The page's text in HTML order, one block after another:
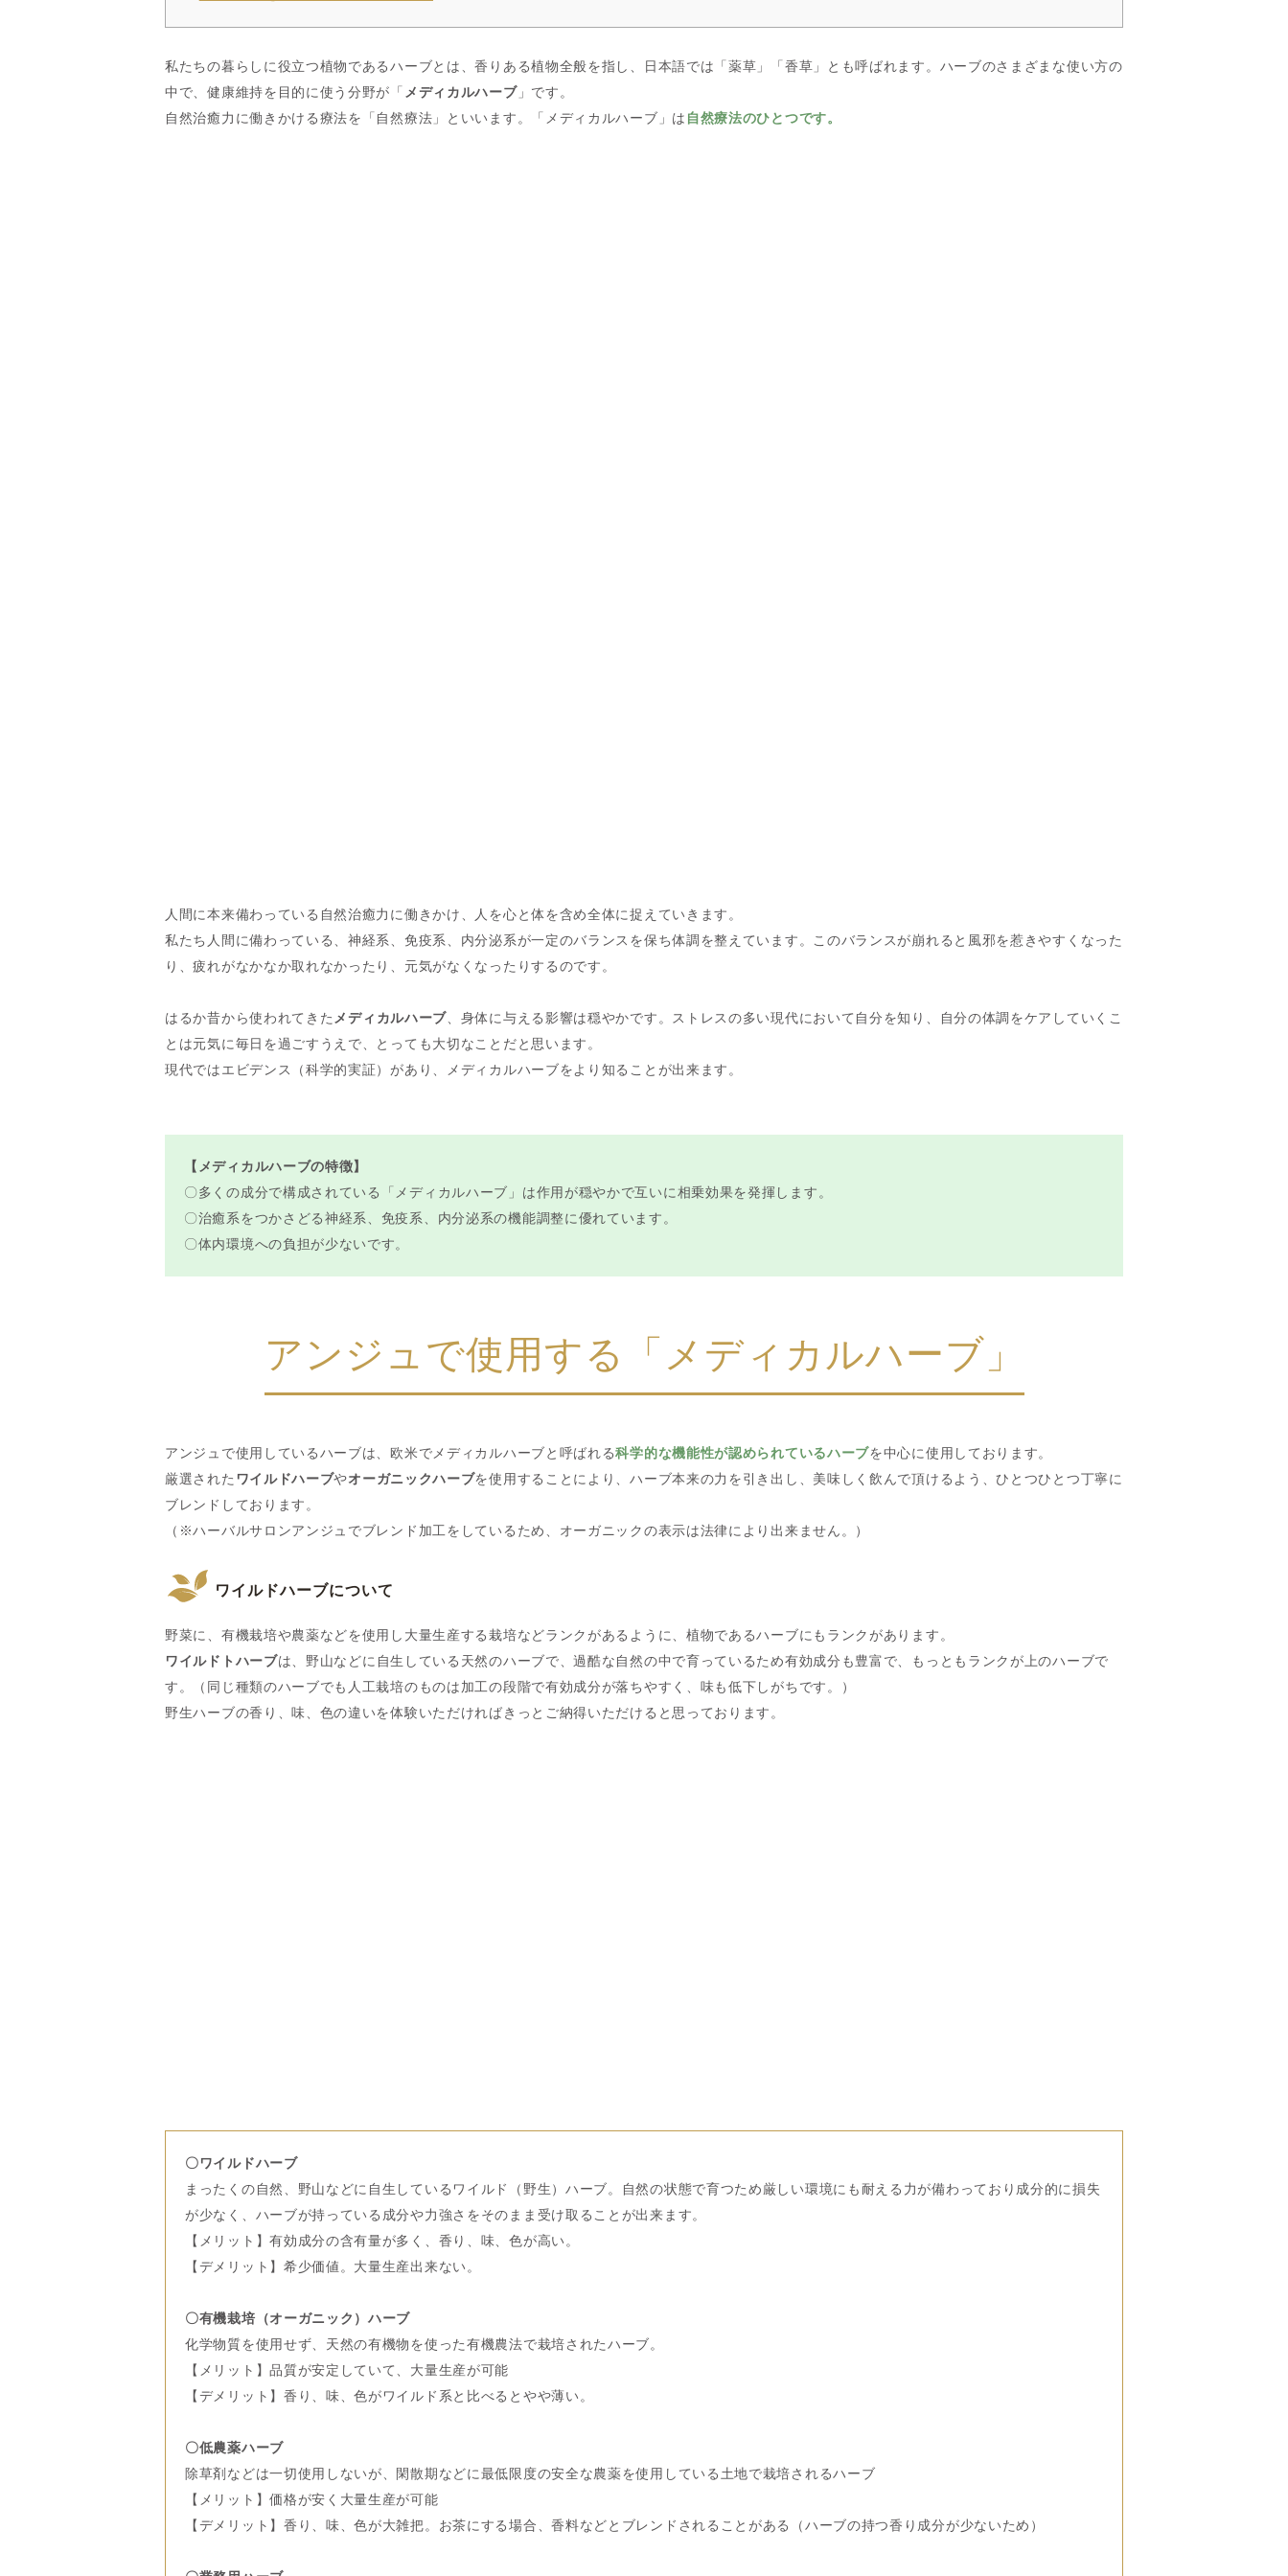
私たちの暮らしに役立つ植物であるハーブとは、香りある植物全般を指し、日本語では「薬草」「香草」とも呼ばれます。ハーブのさまざまな使い方の
中で、健康維持を目的に使う分野が「メディカルハーブ」です。
自然治癒力に働きかける療法を「自然療法」といいます。「メディカルハーブ」は 自然療法のひとつです。
人間に本来備わっている自然治癒力に働きかけ、人を心と体を含め全体に捉えていきます。
私たち人間に備わっている、神経系、免疫系、内分泌系が一定のバランスを保ち体調を整えています。このバランスが崩れると風邪を惹きやすくなった
り、疲れがなかなか取れなかったり、元気がなくなったりするのです。
はるか昔から使われてきたメディカルハーブ、身体に与える影響は穏やかです。ストレスの多い現代において自分を知り、自分の体調をケアしていくこ
とは元気に毎日を過ごすうえで、とっても大切なことだと思います。
現代ではエビデンス（科学的実証）があり、メディカルハーブをより知ることが出来ます。
【メディカルハーブの特徴】
〇多くの成分で構成されている「メディカルハーブ」は作用が穏やかで互いに相乗効果を発揮します。
〇治癒系をつかさどる神経系、免疫系、内分泌系の機能調整に優れています。
〇体内環境への負担が少ないです。
アンジュで使用する「メディカルハーブ」
アンジュで使用しているハーブは、欧米でメディカルハーブと呼ばれる科学的な機能性が認められているハーブを中心に使用しております。
厳選された ワイルドハーブやオーガニックハーブを使用することにより、ハーブ本来の力を引き出し、美味しく飲んで頂けるよう、ひとつひとつ丁寧に
ブレンドしております。
（※ハーバルサロンアンジュでブレンド加工をしているため、オーガニックの表示は法律により出来ません。）
ワイルドハーブについて
野菜に、有機栽培や農薬などを使用し大量生産する栽培などランクがあるように、植物であるハーブにもランクがあります。
ワイルドトハーブは、野山などに自生している天然のハーブで、過酷な自然の中で育っているため有効成分も豊富で、もっともランクが上のハーブで
す。（同じ種類のハーブでも人工栽培のものは加工の段階で有効成分が落ちやすく、味も低下しがちです。）
野生ハーブの香り、味、色の違いを体験いただければきっとご納得いただけると思っております。
〇ワイルドハーブ
まったくの自然、野山などに自生しているワイルド（野生）ハーブ。自然の状態で育つため厳しい環境にも耐える力が備わっており成分的に損失
が少なく、ハーブが持っている成分や力強さをそのまま受け取ることが出来ます。
【メリット】有効成分の含有量が多く、香り、味、色が高い。
【デメリット】希少価値。大量生産出来ない。
〇有機栽培（オーガニック）ハーブ
化学物質を使用せず、天然の有機物を使った有機農法で栽培されたハーブ。
【メリット】品質が安定していて、大量生産が可能
【デメリット】香り、味、色がワイルド系と比べるとやや薄い。
〇低農薬ハーブ
除草剤などは一切使用しないが、閑散期などに最低限度の安全な農薬を使用している土地で栽培されるハーブ
【メリット】価格が安く大量生産が可能
【デメリット】香り、味、色が大雑把。お茶にする場合、香料などとブレンドされることがある（ハーブの持つ香り成分が少ないため）